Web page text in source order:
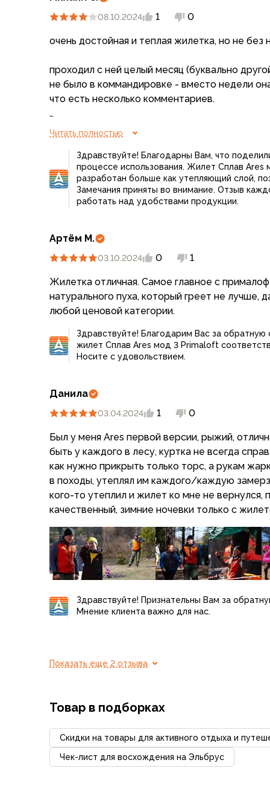
Варежки
Всесезонные перчатки
Неопреновые перчатки
Полуперчатки
Головные уборы
Шапки
Маски, подшлемники
Капюшоны-банданы
Банданы, гейторы
Кепки и бейсболки
Шарфы
Панамы
Носки для бега
Повседневные
Мембранные носки
Неопреновые носки
Ремни брючные
Уход за одеждой
Снаряжение
Палатки и тенты
2-местные
3-местные
Более 5 мест
Тенты
Аксессуары
Гамаки
Спальные мешки
Пуховые спальники
С синтетическим утеплителем
Вкладыши
Компрессионные мешки
Подушки
Коврики
Самонадувающиеся
Пенки
Рюкзаки
Легкоходные
Питьевые системы
Аксессуары
Сумки, кейсы и гермоупаковка
08.10.2024 1 0
очень достойная и теплая жилетка, но не без
проходил с ней целый месяц (буквально
не было в коммандировке - вместо недели
что есть несколько комментариев.
1. она короткая. буквально короче всего, что
смотрится.. не очень.
2. она слишком тёплая. т.е. жилеты,
рукам требуется меньше утепления, и можно
либо, когда в ней становится комфортно,
холодно.
у меня есть куртка из той же серии с таким
вещь. я в ней всю московскую зиму 23-24гг
самых морозов.
а в варианте жилета такое утепление -
на выходе - жилет, который не ясно, как
чем не скомбинировать.
пока что планирую дальше использовать как
лодке.
Читать полностью
Здравствуйте! Благодарны Вам, что
процессе использования. Жилет Сплав
разработан больше как утепляющий слой,
Замечания приняты во внимание. Отзыв
работать над удобствами продукции.
Артём М.
03.10.2024 0 1
Жилетка отличная. Самое главное с
натурального пуха, который греет не лучше,
любой ценовой категории.
Здравствуйте! Благодарим Вас за обратную
жилет Сплав Ares мод 3 Primaloft
Носите с удовольствием.
Данила
03.04.2024 1 0
Был у меня Аres первой версии, рыжий, отличная вещь, которая должна
быть у каждого в лесу, куртка не всегда
как нужно прикрыть только торс, а рукам
в походы, утеплял им каждого/каждую
кого-то утеплил и жилет ко мне не вернулся,
качественный, зимние ночевки только с
Здравствуйте! Признательны Вам за
Мнение клиента важно для нас.
Показать еще 2 отзыва
Товар в подборках
Скидки на товары для активного отдыха и
Чек-лист для восхождения на Эльбрус